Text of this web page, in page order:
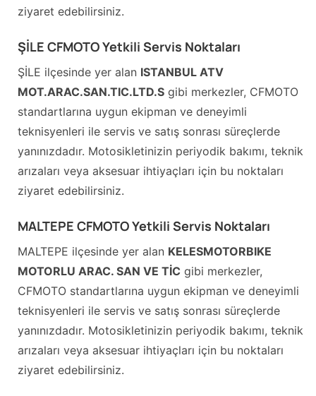
ziyaret edebilirsiniz.
ŞİLE CFMOTO Yetkili Servis Noktaları
ŞİLE ilçesinde yer alan ISTANBUL ATV
MOT.ARAC.SAN.TIC.LTD.S gibi merkezler, CFMOTO
standartlarına uygun ekipman ve deneyimli
teknisyenleri ile servis ve satış sonrası süreçlerde
yanınızdadır. Motosikletinizin periyodik bakımı, teknik
arızaları veya aksesuar ihtiyaçları için bu noktaları
ziyaret edebilirsiniz.
MALTEPE CFMOTO Yetkili Servis Noktaları
MALTEPE ilçesinde yer alan KELESMOTORBIKE
MOTORLU ARAC. SAN VE TİC gibi merkezler,
CFMOTO standartlarına uygun ekipman ve deneyimli
teknisyenleri ile servis ve satış sonrası süreçlerde
yanınızdadır. Motosikletinizin periyodik bakımı, teknik
arızaları veya aksesuar ihtiyaçları için bu noktaları
ziyaret edebilirsiniz.